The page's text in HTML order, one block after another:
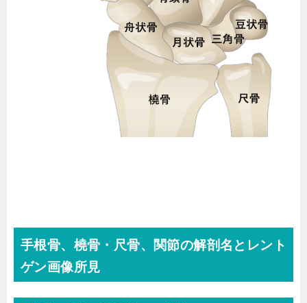
手根骨、橈骨・尺骨、関節の解剖名とレント
ゲン画像所見